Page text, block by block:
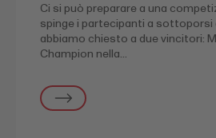
Ci si può preparare a una
spinge i partecipanti a sottoporsi
abbiamo chiesto a due vincitori:
Champion nella…